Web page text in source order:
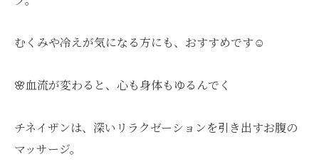
むくみや冷えが気になる方にも、おすすめです☺️
🌸血流が変わると、心も身体もゆるんでく
チネイザンは、深いリラクゼーションを引き出すお腹の
マッサージ。